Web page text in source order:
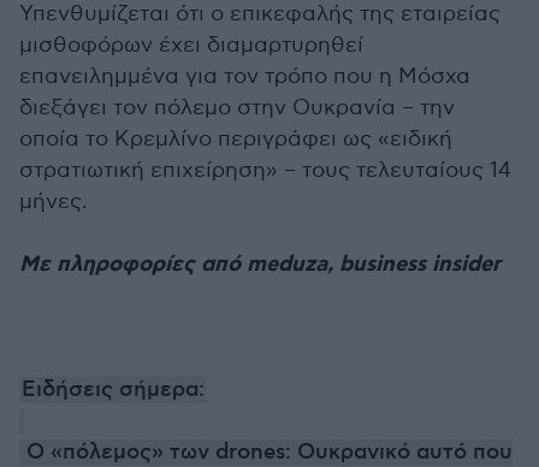
Υπενθυμίζεται ότι ο επικεφαλής της εταιρείας
μισθοφόρων έχει διαμαρτυρηθεί
επανειλημμένα για τον τρόπο που η Μόσχα
διεξάγει τον πόλεμο στην Ουκρανία – την
οποία το Κρεμλίνο περιγράφει ως «ειδική
στρατιωτική επιχείρηση» – τους τελευταίους 14
μήνες.
Με πληροφορίες από meduza, business insider
Ειδήσεις σήμερα:
Ο «πόλεμος» των drones: Ουκρανικό αυτό που